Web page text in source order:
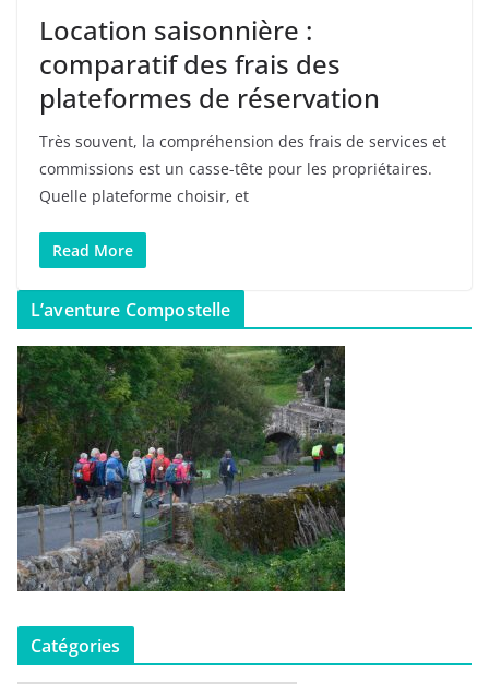
Location saisonnière :
comparatif des frais des
plateformes de réservation
Très souvent, la compréhension des frais de services et
commissions est un casse-tête pour les propriétaires.
Quelle plateforme choisir, et
Read More
L’aventure Compostelle
Catégories